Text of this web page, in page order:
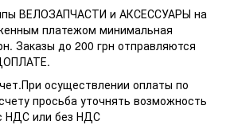
ВЕЛОЗАПЧАСТИ и АКСЕССУАРЫ на
платежом минимальная
Заказы до 200 грн отправляются
осуществлении оплаты по
просьба уточнять возможность
НДС или без НДС